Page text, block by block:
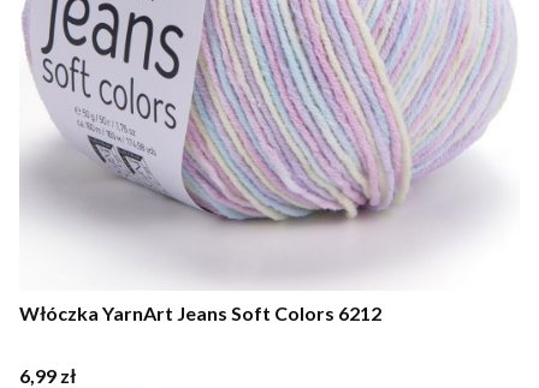
Włóczka YarnArt Jeans Soft Colors 6212
Cena
6,99 zł